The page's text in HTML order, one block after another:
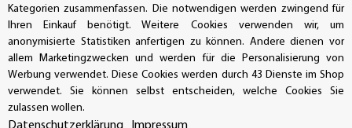
Kategorien zusammenfassen. Die notwendigen werden zwingend für
Ihren Einkauf benötigt. Weitere Cookies verwenden wir, um
anonymisierte Statistiken anfertigen zu können. Andere dienen vor
allem Marketingzwecken und werden für die Personalisierung von
Werbung verwendet. Diese Cookies werden durch 43 Dienste im Shop
verwendet. Sie können selbst entscheiden, welche Cookies Sie
zulassen wollen.